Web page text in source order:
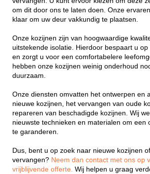
om dit door ons te laten doen. Onze
klaar om uw deur vakkundig te plaatsen.
Onze kozijnen zijn van hoogwaardige
uitstekende isolatie. Hierdoor bespaart u
en zorgt u voor een comfortabelere
hebben onze kozijnen weinig onderhoud
duurzaam.
Onze diensten omvatten het ontwerpen en
nieuwe kozijnen, het vervangen van oude
repareren van beschadigde kozijnen. Wij
nieuwste technieken en materialen om een
te garanderen.
Dus, bent u op zoek naar nieuwe kozijnen
vervangen? Neem dan contact met ons op
vrijblijvende offerte. Wij helpen u graag